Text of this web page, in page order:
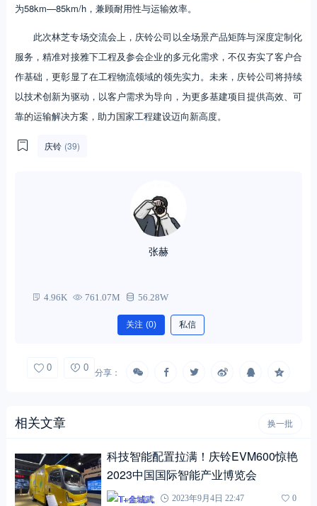
为58km—85km/h，兼顾耐用性与运输效率。
此次林芝专场交流会上，庆铃公司以全场景产品矩阵与深度定制化
服务，精准对接雅下工程及参会企业的多元化需求，不仅夯实了客户合
作基础，更彰显了在工程物流领域的领先实力。未来，庆铃公司将持续
以技术创新为驱动，以客户需求为导向，为更多基建项目提供高效、可
靠的运输解决方案，助力国家工程建设迈向新高度。
庆铃 (39)
张赫
4.96K 761.07M 56.28W
关注 (0) 私信
0 0 分享：
相关文章 换一批
科技智能配置拉满！庆铃EVM600惊艳
2023中国国际智能产业博览会
T+金城武 2023年9月4日 22:47
0